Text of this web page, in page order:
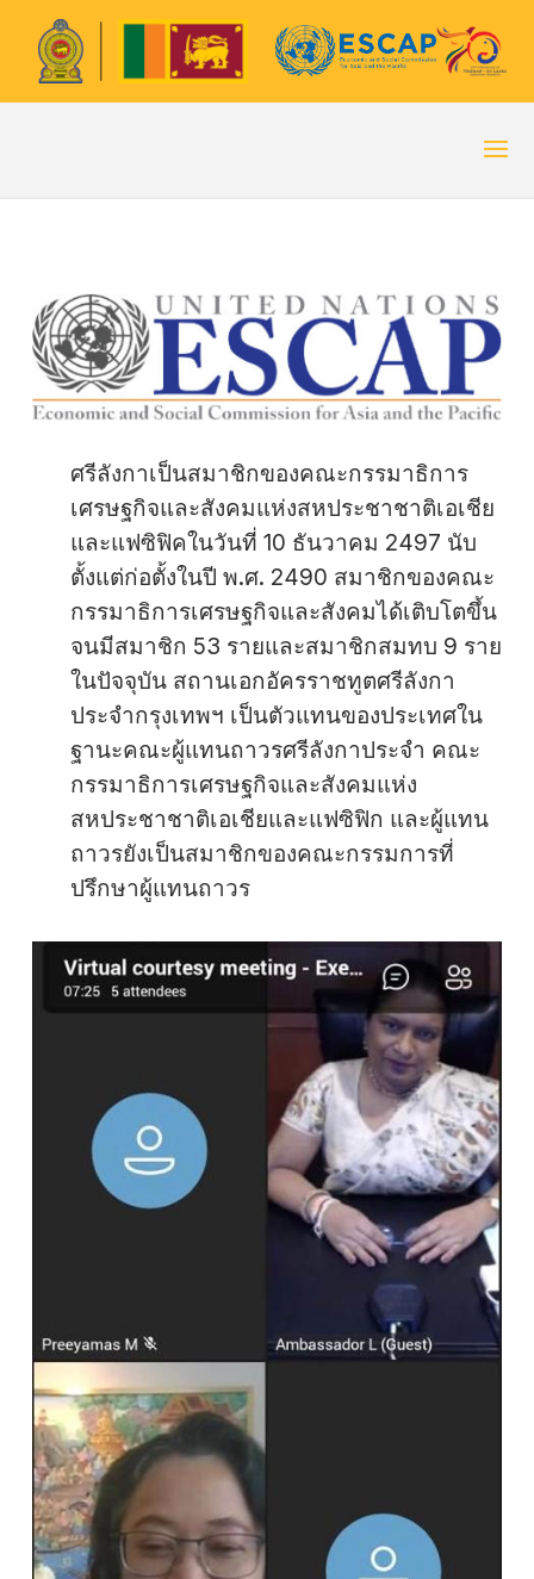
ศรีลังกาเป็นสมาชิกของคณะกรรมาธิการ
เศรษฐกิจและสังคมแห่งสหประชาชาติเอเชีย
และแฟซิฟิคในวันที่ 10 ธันวาคม 2497 นับ
ตั้งแต่ก่อตั้งในปี พ.ศ. 2490 สมาชิกของคณะ
กรรมาธิการเศรษฐกิจและสังคมได้เติบโตขึ้น
จนมีสมาชิก 53 รายและสมาชิกสมทบ 9 ราย
ในปัจจุบัน สถานเอกอัครราชทูตศรีลังกา
ประจำกรุงเทพฯ เป็นตัวแทนของประเทศใน
ฐานะคณะผู้แทนถาวรศรีลังกาประจำ คณะ
กรรมาธิการเศรษฐกิจและสังคมแห่ง
สหประชาชาติเอเชียและแฟซิฟิก และผู้แทน
ถาวรยังเป็นสมาชิกของคณะกรรมการที่
ปรึกษาผู้แทนถาวร